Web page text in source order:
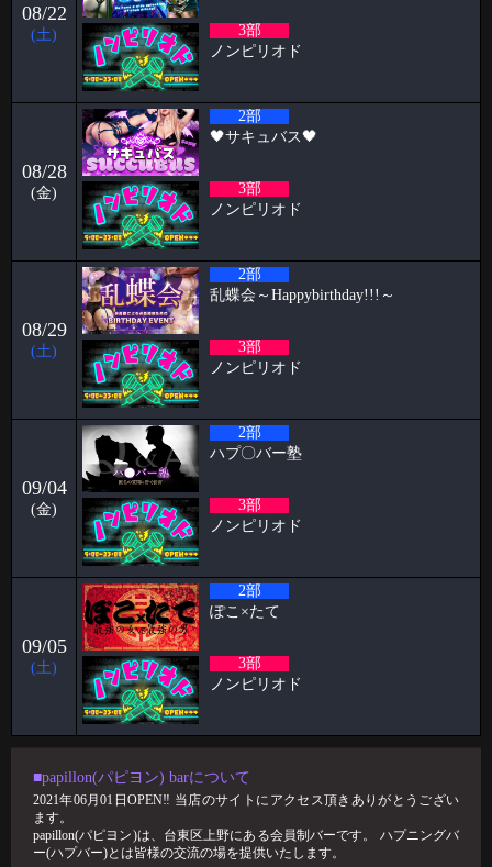
🦋🉐女性様特典🉐🦋 🤩3月の抽選結果🤩 1等 13636 2等 13972 3等 1
2026-03-30
初めての全裸露出オナニー ケイタブログ
いつもお世話になっております🦋 ハプニングバーのスタッフをしており
ます🦋ケイタです！！
2026-03-23
パンブログ「花粉」
お久しぶりです！ 店長のパンです🍞 お花見の季節になり 2人に1人がな
2026-03-14
パピヨン月曜日飲み会㊗️1年 すずブログ
こんばんは！ お酒とハプバーを愛する女、すずです🔔🔔🔔 実は私、月
曜日に月1回、パピヨンで飲
2026-03-09
阿部ブログ めちゃくちゃハプニングだった人
こんにちは！こんばんは！おはようございます！！！ 阿部乱丸です。
今回は長年ハプバー勤務して
2026-03-02
ケイタブログ 社員旅行✈️
ハプニングバーで働いている🦋 スタッフのケイタです！！ 今回ブログ
担当が回ってきたのでよ
2026-03-02
🥳2月女子抽選🥳
🦋🉐女性様特典🉐🦋 🤩2月の抽選結果🤩 1等 14091 2等 6288 3等 12
2026-02-24
パンブログ 「あまーい」
2026-02-17
すずブログ"ハプバーで避けるべき話題5選"
ハプバーは、日常とは少し違う非日常的空間。 だからこそ、ちょっとし
08/22
(土)
3部
ノンピリオド
08/28
(金)
2部
🖤サキュバス🖤
3部
ノンピリオド
08/29
(土)
2部
乱蝶会～Happybirthday!!!～
3部
ノンピリオド
09/04
(金)
2部
ハプ〇バー塾
3部
ノンピリオド
09/05
(土)
2部
ぽこ×たて
3部
ノンピリオド
■papillon(パピヨン) barについて
2021年06月01日OPEN‼︎ 当店のサイトにアクセス頂きありがとうござい
ます。
papillon(パピヨン)は、台東区上野にある会員制バーです。 ハプニングバ
ー(ハプバー)とは皆様の交流の場を提供いたします。